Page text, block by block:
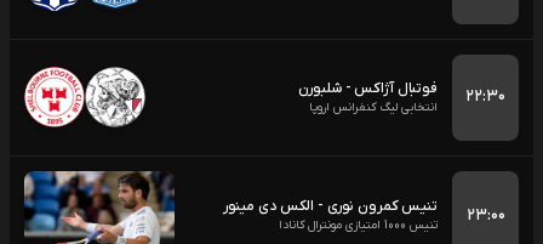
۲۲:۳۰ فوتبال آژاکس - شلبورن
انتخابی لیگ کنفرانس اروپا
۲۳:۰۰ تنیس کمرون نوری - الکس دی مینور
تنیس 1000 امتیازی مونترال کانادا